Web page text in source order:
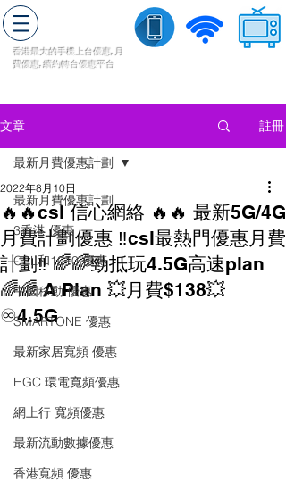
香港最大的手機上台優惠, 月
費優惠,續約轉台優惠平台
文章 註冊
最新月費優惠計劃
3香港 優惠
CSL和1010 優惠
中國移動 優惠
SMARTONE 優惠
最新家居寬頻 優惠
HGC 環電寬頻優惠
網上行 寬頻優惠
最新流動數據優惠
香港寬頻 優惠
最新月費優惠計劃
🔥🔥csl 信心網絡 🔥🔥 最新5G/4G
月費計劃優惠 ‼️csl最熱門優惠月費
計劃‼️ 🌈🌈勁抵玩4.5G高速plan
🌈🌈 A Plan 💥月費$138💥
♾4.5G
2022年8月10日